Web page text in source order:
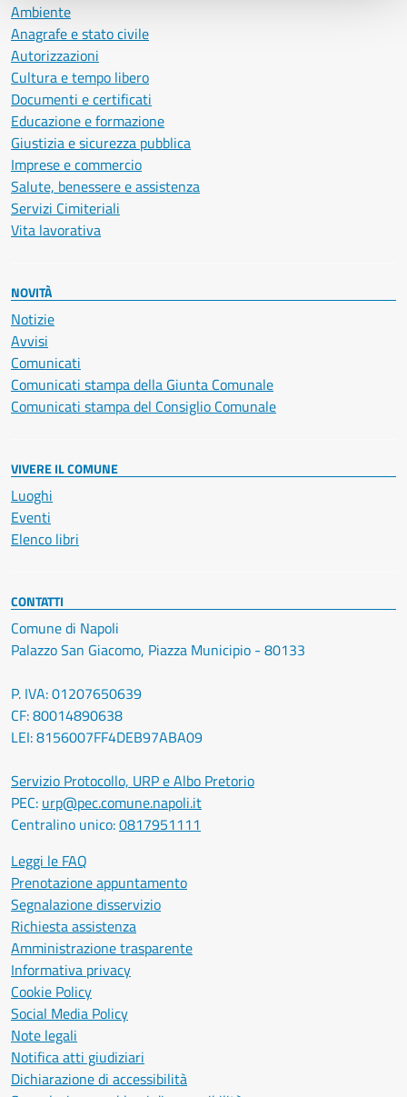
Ambiente
Anagrafe e stato civile
Autorizzazioni
Cultura e tempo libero
Documenti e certificati
Educazione e formazione
Giustizia e sicurezza pubblica
Imprese e commercio
Salute, benessere e assistenza
Servizi Cimiteriali
Vita lavorativa
NOVITÀ
Notizie
Avvisi
Comunicati
Comunicati stampa della Giunta Comunale
Comunicati stampa del Consiglio Comunale
VIVERE IL COMUNE
Luoghi
Eventi
Elenco libri
CONTATTI
Comune di Napoli
Palazzo San Giacomo, Piazza Municipio - 80133
P. IVA: 01207650639
CF: 80014890638
LEI: 8156007FF4DEB97ABA09
Servizio Protocollo, URP e Albo Pretorio
PEC: urp@pec.comune.napoli.it
Centralino unico:0817951111
Leggi le FAQ
Prenotazione appuntamento
Segnalazione disservizio
Richiesta assistenza
Amministrazione trasparente
Informativa privacy
Cookie Policy
Social Media Policy
Note legali
Notifica atti giudiziari
Dichiarazione di accessibilità